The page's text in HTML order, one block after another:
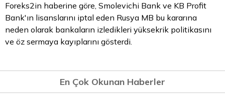
Foreks2in haberine göre, Smolevichi Bank ve KB Profit
Bank'ın lisanslarını iptal eden Rusya MB bu kararına
neden olarak bankaların izledikleri yüksekrik politikasını
ve öz sermaya kayıplarını gösterdi.
En Çok Okunan Haberler